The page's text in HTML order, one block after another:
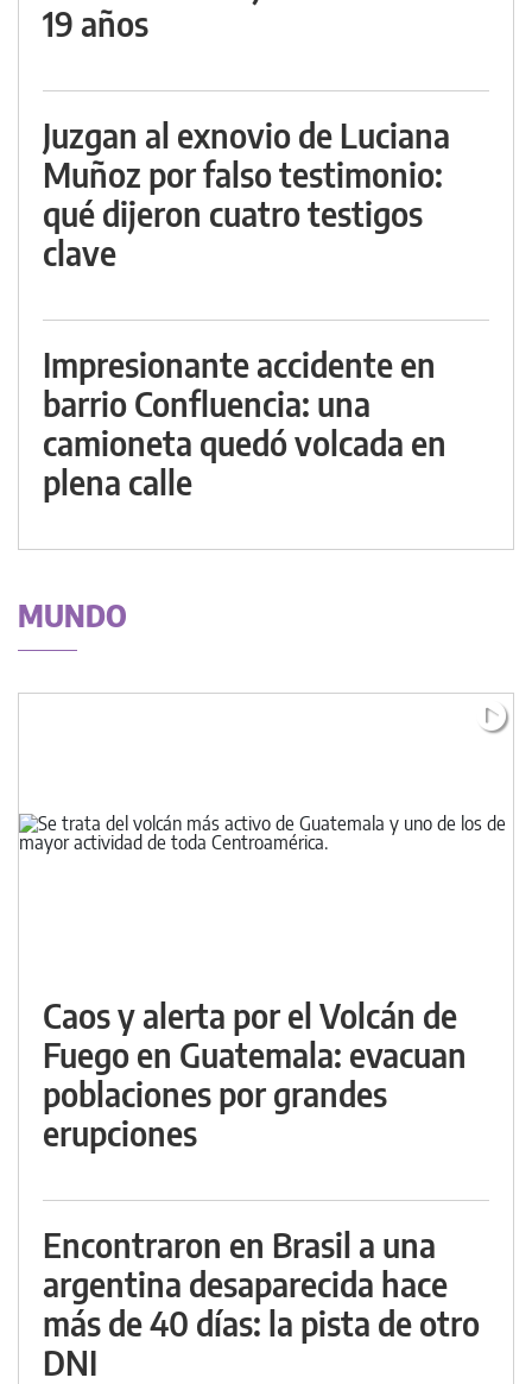
19 años
Juzgan al exnovio de Luciana
Muñoz por falso testimonio:
qué dijeron cuatro testigos
clave
Impresionante accidente en
barrio Confluencia: una
camioneta quedó volcada en
plena calle
MUNDO
Caos y alerta por el Volcán de
Fuego en Guatemala: evacuan
poblaciones por grandes
erupciones
Encontraron en Brasil a una
argentina desaparecida hace
más de 40 días: la pista de otro
DNI